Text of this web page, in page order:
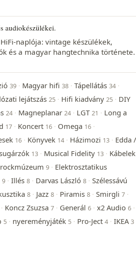
audiokészülékei.
naplója: vintage készülékek,
és a magyar hangtechnika története.
39 · Magyar hifi 38 · Tápellátás 34 ·
lejátszás 25 · Hifi kiadvány 25 · DIY
24 · Magneplanar 24 · LGT 21 · Long a
17 · Koncert 16 · Omega 16 ·
16 · Könyvek 14 · Házimozi 13 · Edda /
13 · Musical Fidelity 13 · Kábelek
rockmúzeum 9 · Elektrosztatikus
9 · Illés 8 · Darvas László 8 · Szélessávú
8 · Jazz 8 · Piramis 8 · Smirgli 7 ·
· Koncz Zsuzsa 7 · Generál 6 · x2 Audio 6 ·
5 · nyereményjáték 5 · Pro-Ject 4 · IKEA 3